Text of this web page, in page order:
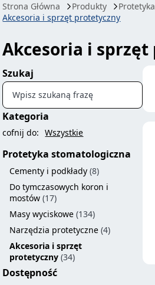
Strona Główna Produkty
Akcesoria i sprzęt protetyczny
Akcesoria i
Szukaj
Wpisz szukaną frazę
Kategoria
cofnij do: Wszystkie
Protetyka stomatologiczna
Cementy i podkłady (8)
Do tymczasowych koron i
mostów (17)
Masy wyciskowe (134)
Narzędzia protetyczne (4)
Akcesoria i sprzęt
protetyczny (34)
Dostępność